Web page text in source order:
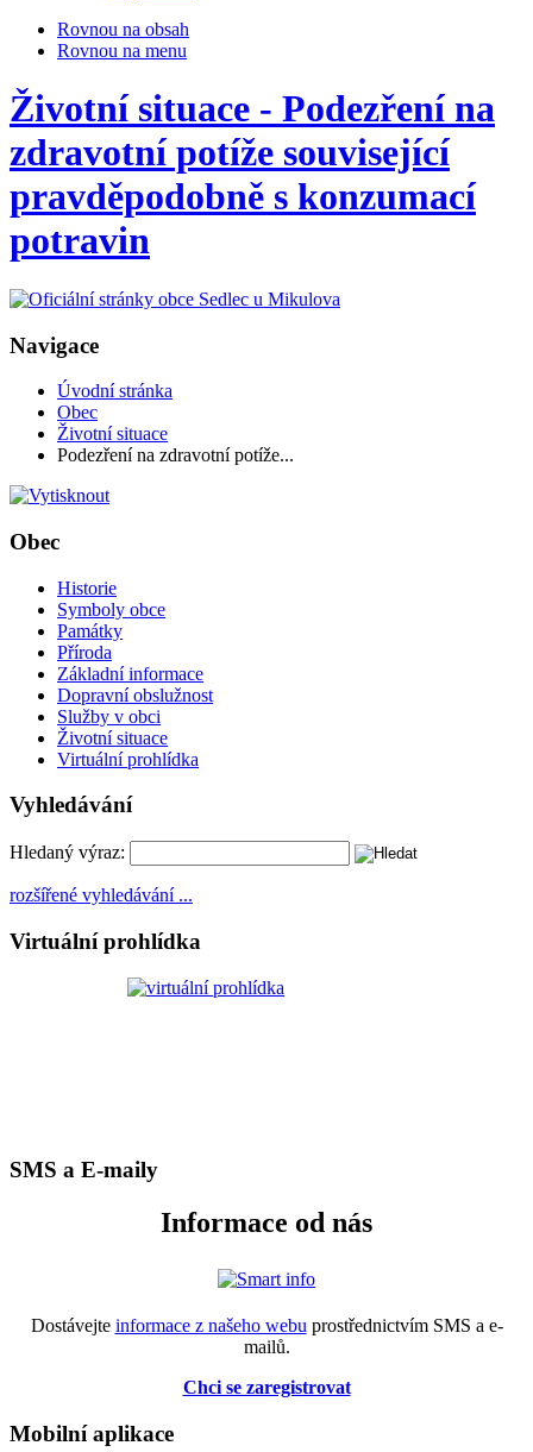
Rovnou na obsah
Rovnou na menu
Životní situace - Podezření na
zdravotní potíže související
pravděpodobně s konzumací
potravin
Navigace
Úvodní stránka
Obec
Životní situace
Podezření na zdravotní potíže...
Obec
Historie
Symboly obce
Památky
Příroda
Základní informace
Dopravní obslužnost
Služby v obci
Životní situace
Virtuální prohlídka
Vyhledávání
Hledaný výraz:
rozšířené vyhledávání ...
Virtuální prohlídka
SMS a E-maily
Informace od nás
Dostávejte informace z našeho webu prostřednictvím SMS a e-
mailů.
Chci se zaregistrovat
Mobilní aplikace